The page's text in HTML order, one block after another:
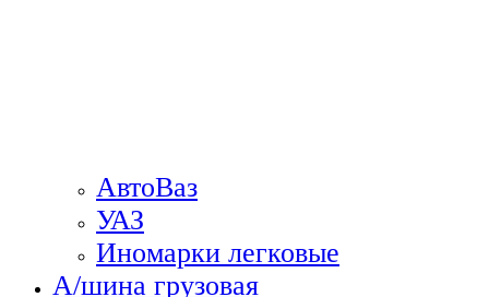
АвтоВаз
УАЗ
Иномарки легковые
А/шина грузовая